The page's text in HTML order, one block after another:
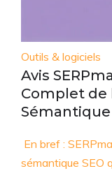
Outils & logiciels
Avis
Complet de
Sémantique
En bref :
sémantique SEO